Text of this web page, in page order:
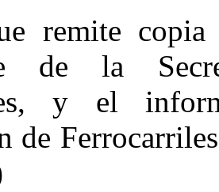
remite
de la
y el
de